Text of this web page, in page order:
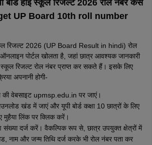
बोर्ड हाई स्कूल रिजल्ट 2026 रोल नंबर कैसे
UP Board 10th roll number
स्कूल रिजल्ट 2026 (UP Board Result in hindi) रोल
पोर्टल खोलता है, जहां छात्र आवश्यक जानकारी
स्कूल रिजल्ट रोल नंबर प्राप्त कर सकते हैं। इसके लिए
अपनानी होगी-
की वेबसाइट upmsp.edu.in पर जाएं।
खंड में जाएं और यूपी बोर्ड कक्षा 10 छात्रों के लिए
मुहैया लिंक पर क्लिक करें।
संख्या दर्ज करें। वैकल्पिक रूप से, छात्र उपयुक्त क्षेत्रों में
नाम और जन्म तिथि दर्ज करके भी रोल नंबर पता कर